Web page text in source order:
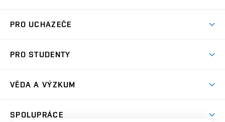
Koleje
Sport na VUT
PRO UCHAZEČE
Dny otevřených dveří
Celoživotní vzdělávání
PRO STUDENTY
Harmonogram akademického roku
Zpracování osobních údajů studentů
Sociální bezpečí
VĚDA A VÝZKUM
SPOLUPRÁCE